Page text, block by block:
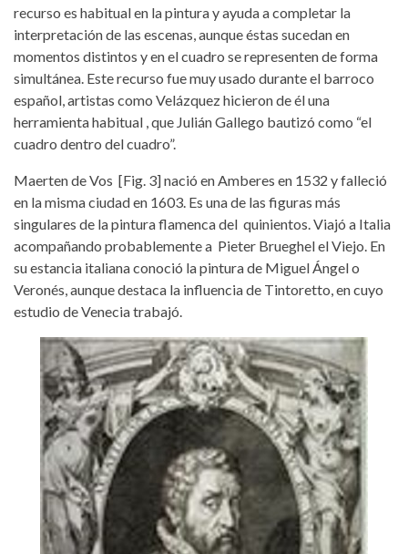
recurso es habitual en la pintura y ayuda a completar la
interpretación de las escenas, aunque éstas sucedan en
momentos distintos y en el cuadro se representen de forma
simultánea. Este recurso fue muy usado durante el barroco
español, artistas como Velázquez hicieron de él una
herramienta habitual , que Julián Gallego bautizó como “el
cuadro dentro del cuadro”.
Maerten de Vos [Fig. 3] nació en Amberes en 1532 y falleció
en la misma ciudad en 1603. Es una de las figuras más
singulares de la pintura flamenca del quinientos. Viajó a Italia
acompañando probablemente a Pieter Brueghel el Viejo. En
su estancia italiana conoció la pintura de Miguel Ángel o
Veronés, aunque destaca la influencia de Tintoretto, en cuyo
estudio de Venecia trabajó.